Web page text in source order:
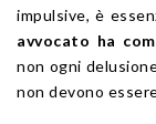
impulsive, è
avvocato ha
non ogni
non devono